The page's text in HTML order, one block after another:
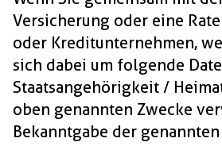
Versicherung oder eine
oder Kreditunternehmen,
sich dabei um folgende
Staatsangehörigkeit /
oben genannten Zwecke
Bekanntgabe der